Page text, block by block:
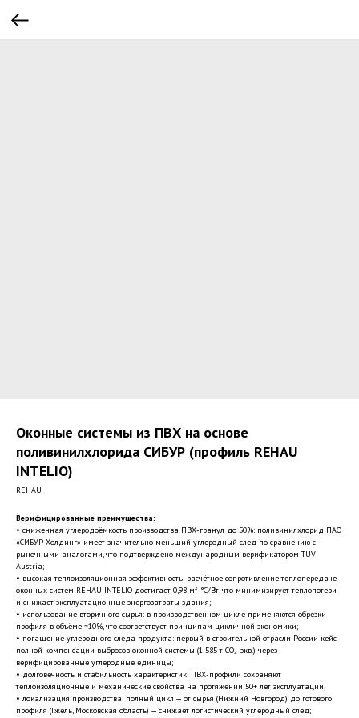
Оконные системы из ПВХ на основе
поливинилхлорида СИБУР (профиль REHAU
INTELIO)
REHAU
Верифицированные преимущества:
• сниженная углеродоёмкость производства ПВХ-гранул до 50%: поливинилхлорид ПАО
«СИБУР Холдинг» имеет значительно меньший углеродный след по сравнению с
рыночными аналогами, что подтверждено международным верификатором TÜV
Austria;
• высокая теплоизоляционная эффективность: расчётное сопротивление теплопередаче
оконных систем REHAU INTELIO достигает 0,98 м²·°С/Вт, что минимизирует теплопотери
и снижает эксплуатационные энергозатраты здания;
• использование вторичного сырья: в производственном цикле применяются обрезки
профиля в объёме ~10%, что соответствует принципам цикличной экономики;
• погашение углеродного следа продукта: первый в строительной отрасли России кейс
полной компенсации выбросов оконной системы (1 585 т СО₂-экв.) через
верифицированные углеродные единицы;
• долговечность и стабильность характеристик: ПВХ-профили сохраняют
теплоизоляционные и механические свойства на протяжении 50+ лет эксплуатации;
• локализация производства: полный цикл — от сырья (Нижний Новгород) до готового
профиля (Гжель, Московская область) — снижает логистический углеродный след;